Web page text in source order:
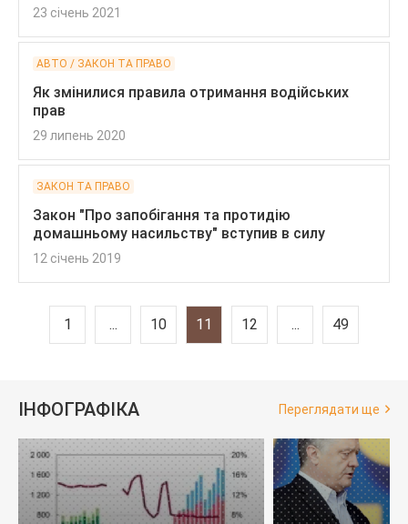
23 січень 2021
АВТО / ЗАКОН ТА ПРАВО
Як змінилися правила отримання водійських
прав
29 липень 2020
ЗАКОН ТА ПРАВО
Закон "Про запобігання та протидію
домашньому насильству" вступив в силу
12 січень 2019
1 ... 10 11 12 ... 49
ІНФОГРАФІКА Переглядати ще